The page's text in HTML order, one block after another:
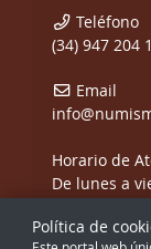
Teléfono
(34) 947 204
Email
Horario de
De lunes a
y de 17:00 a
Política de